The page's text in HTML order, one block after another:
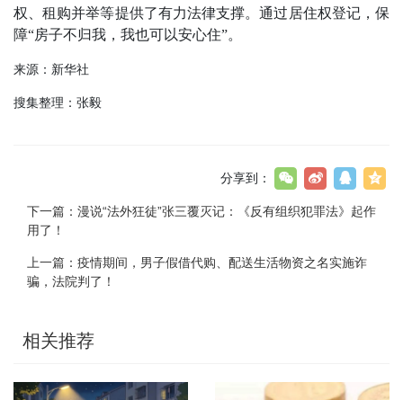
权、租购并举等提供了有力法律支撑。通过居住权登记，保
障“房子不归我，我也可以安心住”。
来源：新华社
搜集整理：张毅
分享到：
下一篇： 漫说“法外狂徒”张三覆灭记：《反有组织犯罪法》起作
用了！
上一篇： 疫情期间，男子假借代购、配送生活物资之名实施诈
骗，法院判了！
相关推荐